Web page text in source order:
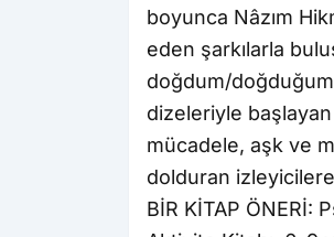
boyunca Nâzım
eden şarkılarla
doğdum/
dizeleriyle
mücadele, aşk ve
dolduran
BİR KİTAP ÖNERİ: